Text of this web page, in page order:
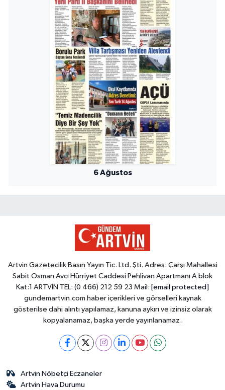
6 Ağustos
Artvin Gazetecilik Basın Yayın Tic. Ltd. Şti. Adres: Çarşı Mahallesi
Sabit Osman Avcı Hürriyet Caddesi Pehlivan Apartmanı A blok
Kat:1 ARTVİN TEL: (0 466) 212 59 23 Mail: [email protected]
gundemartvin.com haber içerikleri ve görselleri kaynak
gösterilse dahi alıntı yapılamaz, kanuna aykırı ve izinsiz olarak
kopyalanamaz, başka yerde yayınlanamaz.
Artvin Nöbetçi Eczaneler
Artvin Hava Durumu